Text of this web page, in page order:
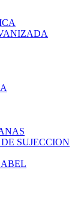
SUJECCION